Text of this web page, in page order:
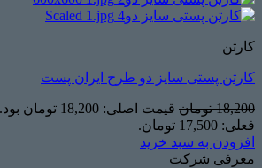
کارتن
کارتن پستی سایز دو طرح ایران پست
18,200 تومان قیمت اصلی: 18,200 تومان بود.
فعلی: 17,500 تومان.
افزودن به سبد خرید
معرفی شرکت